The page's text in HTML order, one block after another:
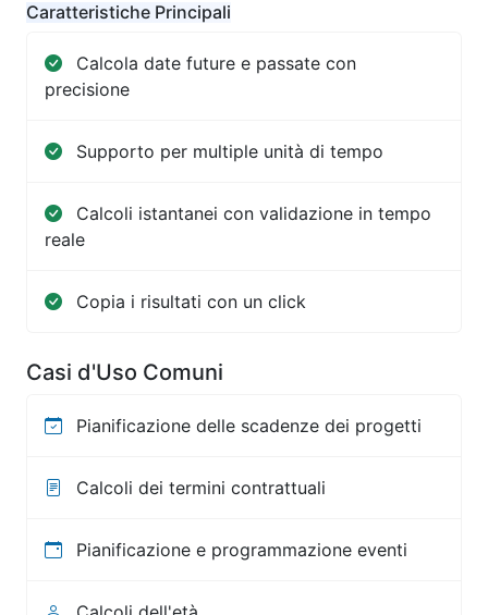
Caratteristiche Principali
Calcola date future e passate con
precisione
Supporto per multiple unità di tempo
Calcoli istantanei con validazione in tempo
reale
Copia i risultati con un click
Casi d'Uso Comuni
Pianificazione delle scadenze dei progetti
Calcoli dei termini contrattuali
Pianificazione e programmazione eventi